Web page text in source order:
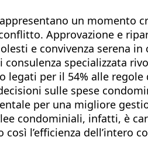
un momento
Approvazione e
e convivenza serena
consulenza specializzata
legati per il 54% alle
sulle spese
per una migliore
condominiali, infatti, è
l’efficienza dell’intero